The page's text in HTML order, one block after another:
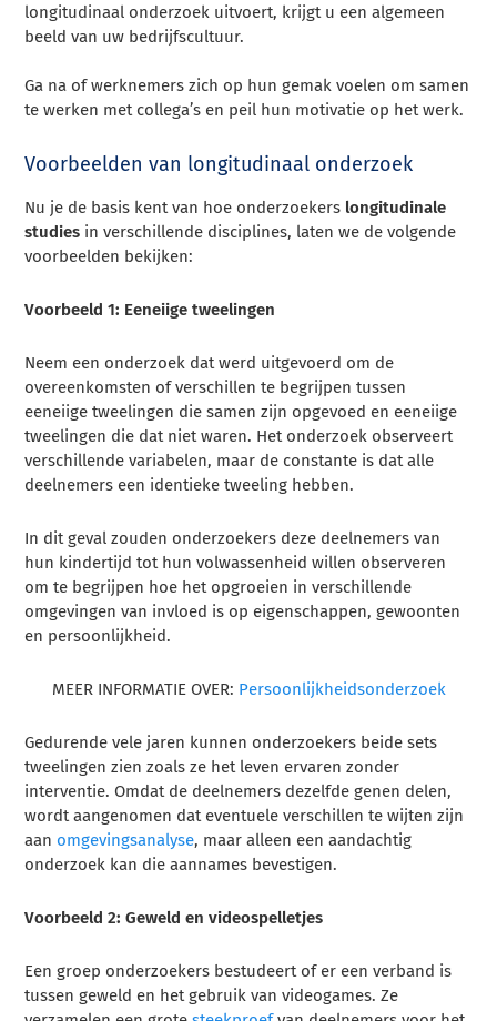
longitudinaal onderzoek uitvoert, krijgt u een algemeen
beeld van uw bedrijfscultuur.
Ga na of werknemers zich op hun gemak voelen om samen
te werken met collega’s en peil hun motivatie op het werk.
Voorbeelden van longitudinaal onderzoek
Nu je de basis kent van hoe onderzoekers longitudinale
studies in verschillende disciplines, laten we de volgende
voorbeelden bekijken:
Voorbeeld 1: Eeneiige tweelingen
Neem een onderzoek dat werd uitgevoerd om de
overeenkomsten of verschillen te begrijpen tussen
eeneiige tweelingen die samen zijn opgevoed en eeneiige
tweelingen die dat niet waren. Het onderzoek observeert
verschillende variabelen, maar de constante is dat alle
deelnemers een identieke tweeling hebben.
In dit geval zouden onderzoekers deze deelnemers van
hun kindertijd tot hun volwassenheid willen observeren
om te begrijpen hoe het opgroeien in verschillende
omgevingen van invloed is op eigenschappen, gewoonten
en persoonlijkheid.
MEER INFORMATIE OVER: Persoonlijkheidsonderzoek
Gedurende vele jaren kunnen onderzoekers beide sets
tweelingen zien zoals ze het leven ervaren zonder
interventie. Omdat de deelnemers dezelfde genen delen,
wordt aangenomen dat eventuele verschillen te wijten zijn
aan omgevingsanalyse, maar alleen een aandachtig
onderzoek kan die aannames bevestigen.
Voorbeeld 2: Geweld en videospelletjes
Een groep onderzoekers bestudeert of er een verband is
tussen geweld en het gebruik van videogames. Ze